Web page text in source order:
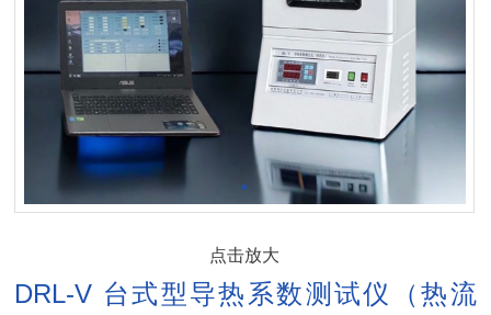
点击放大
DRL-V 台式型导热系数测试仪（热流